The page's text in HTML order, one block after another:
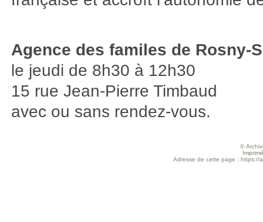
Agence des familes de Rosny-
le jeudi de 8h30 à 12h30
15 rue Jean-Pierre Timbaud
avec ou sans rendez-vous.
©
Adresse de cette page : https://